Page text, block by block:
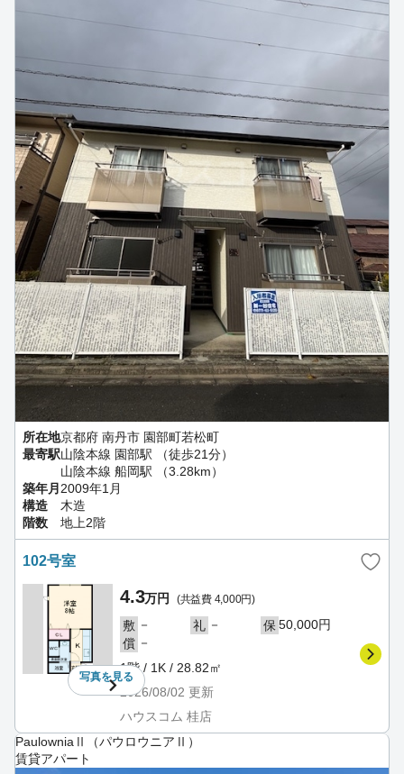
所在地京都府 南丹市 園部町若松町
最寄駅山陰本線 園部駅 （徒歩21分）
山陰本線 船岡駅 （3.28km）
築年月 2009年1月
構造
木造
階数
地上2階
102号室
写真を見る
4.3万円 (共益費 4,000円)
敷 － 礼 － 保 50,000円
償 －
1階 / 1K / 28.82㎡
2026/08/02 更新
ハウスコム 桂店
PaulowniaⅡ（パウロウニアⅡ）
賃貸アパート